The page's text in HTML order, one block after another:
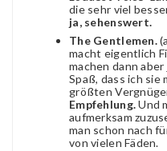
die sehr viel
ja, sehenswert.
The Gentlemen.
macht eigentlich
machen dann
Spaß, dass ich sie
größten
Empfehlung.Und
aufmerksam
man schon nach
von vielen Fäden.